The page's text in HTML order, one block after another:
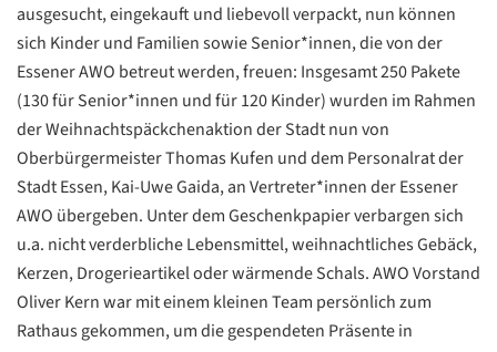
ausgesucht, eingekauft und liebevoll verpackt, nun können
sich Kinder und Familien sowie Senior*innen, die von der
Essener AWO betreut werden, freuen: Insgesamt 250 Pakete
(130 für Senior*innen und für 120 Kinder) wurden im Rahmen
der Weihnachtspäckchenaktion der Stadt nun von
Oberbürgermeister Thomas Kufen und dem Personalrat der
Stadt Essen, Kai-Uwe Gaida, an Vertreter*innen der Essener
AWO übergeben. Unter dem Geschenkpapier verbargen sich
u.a. nicht verderbliche Lebensmittel, weihnachtliches Gebäck,
Kerzen, Drogerieartikel oder wärmende Schals. AWO Vorstand
Oliver Kern war mit einem kleinen Team persönlich zum
Rathaus gekommen, um die gespendeten Präsente in